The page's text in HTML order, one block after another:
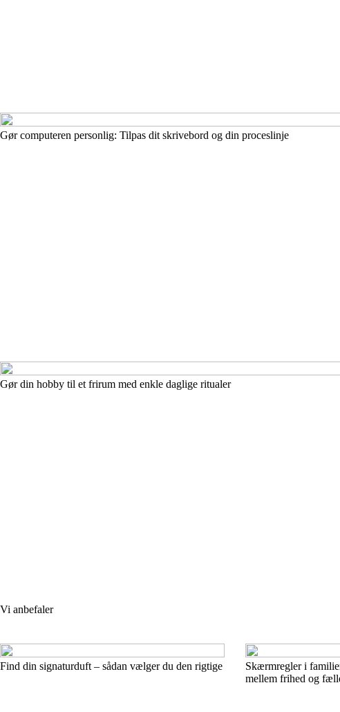
Gør computeren personlig: Tilpas dit skrivebord og din proceslinje
Gør din hobby til et frirum med enkle daglige ritualer
Vi anbefaler
Find din signaturduft – sådan vælger du den rigtige
Skærmregler i
mellem frihed og